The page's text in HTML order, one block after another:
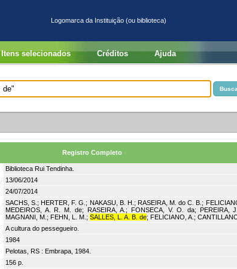
Logomarca da Instituição (ou biblioteca)
Itens selecionados Créditos Ajuda
Registro Completo
Biblioteca Rui Tendinha.
13/06/2014
24/07/2014
SACHS, S.; HERTER, F. G.; NAKASU, B. H.; RASEIRA, M. do C. B.;
MEDEIROS, A. R. M. de; RASEIRA, A.; FONSECA, V. O. da; PEREIRA,
MAGNANI, M.; FEHN, L. M.; SALLES, L. A. B. de; FELICIANO, A.;
A cultura do pessegueiro.
1984
Pelotas, RS : Embrapa, 1984.
156 p.